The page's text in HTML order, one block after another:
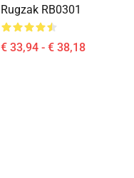
Rugzak RB0301
€ 33,94 - € 38,18